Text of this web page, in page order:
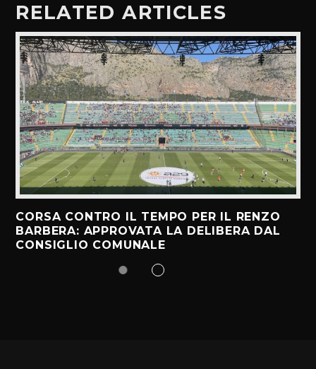
RELATED ARTICLES
CORSA CONTRO IL TEMPO PER IL RENZO
BARBERA: APPROVATA LA DELIBERA DAL
CONSIGLIO COMUNALE